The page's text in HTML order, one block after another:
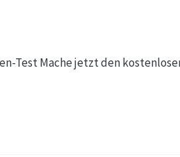
Test Mache jetzt den